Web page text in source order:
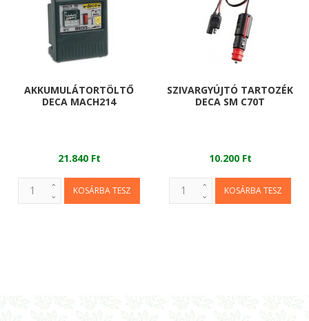
AKKUMULÁTORTÖLTŐ
DECA MACH214
21.840 Ft
SZIVARGYÚJTÓ TARTOZÉK
DECA SM C70T
10.200 Ft